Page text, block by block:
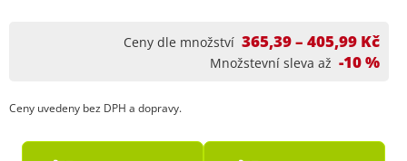
Ceny dle množství 365,39 – 405,99 Kč
Množstevní sleva až -10 %
Ceny uvedeny bez DPH a dopravy.